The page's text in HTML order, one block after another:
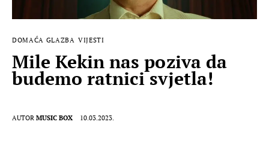
DOMAĆA GLAZBA VIJESTI
Mile Kekin nas poziva da
budemo ratnici svjetla!
AUTOR MUSIC BOX 10.03.2023.